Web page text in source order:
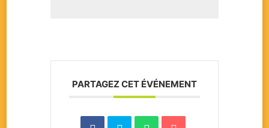
PARTAGEZ CET ÉVÉNEMENT